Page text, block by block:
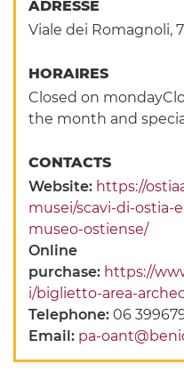
ADRESSE
Viale dei Romagnoli,
HORAIRES
Closed on
the month and
CONTACTS
Website: https://
musei/scavi-di-ostia-
museo-ostiense/
Online
purchase: https://
i/biglietto-area-
Telephone:06
Email: pa-